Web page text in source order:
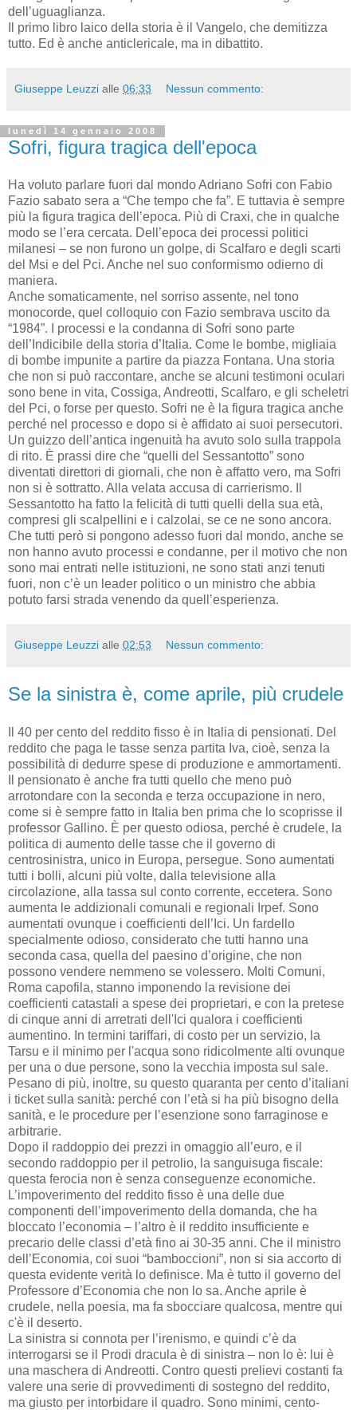
dell’uguaglianza.
Il primo libro laico della storia è il Vangelo, che demitizza
tutto. Ed è anche anticlericale, ma in dibattito.
Giuseppe Leuzzi alle 06:33 Nessun commento:
lunedì 14 gennaio 2008
Sofri, figura tragica dell'epoca
Ha voluto parlare fuori dal mondo Adriano Sofri con Fabio
Fazio sabato sera a “Che tempo che fa”. E tuttavia è sempre
più la figura tragica dell’epoca. Più di Craxi, che in qualche
modo se l’era cercata. Dell’epoca dei processi politici
milanesi – se non furono un golpe, di Scalfaro e degli scarti
del Msi e del Pci. Anche nel suo conformismo odierno di
maniera.
Anche somaticamente, nel sorriso assente, nel tono
monocorde, quel colloquio con Fazio sembrava uscito da
“1984”. I processi e la condanna di Sofri sono parte
dell’Indicibile della storia d’Italia. Come le bombe, migliaia
di bombe impunite a partire da piazza Fontana. Una storia
che non si può raccontare, anche se alcuni testimoni oculari
sono bene in vita, Cossiga, Andreotti, Scalfaro, e gli scheletri
del Pci, o forse per questo. Sofri ne è la figura tragica anche
perché nel processo e dopo si è affidato ai suoi persecutori.
Un guizzo dell’antica ingenuità ha avuto solo sulla trappola
di rito. È prassi dire che “quelli del Sessantotto” sono
diventati direttori di giornali, che non è affatto vero, ma Sofri
non si è sottratto. Alla velata accusa di carrierismo. Il
Sessantotto ha fatto la felicità di tutti quelli della sua età,
compresi gli scalpellini e i calzolai, se ce ne sono ancora.
Che tutti però si pongono adesso fuori dal mondo, anche se
non hanno avuto processi e condanne, per il motivo che non
sono mai entrati nelle istituzioni, ne sono stati anzi tenuti
fuori, non c’è un leader politico o un ministro che abbia
potuto farsi strada venendo da quell’esperienza.
Giuseppe Leuzzi alle 02:53 Nessun commento:
Se la sinistra è, come aprile, più crudele
Il 40 per cento del reddito fisso è in Italia di pensionati. Del
reddito che paga le tasse senza partita Iva, cioè, senza la
possibilità di dedurre spese di produzione e ammortamenti.
Il pensionato è anche fra tutti quello che meno può
arrotondare con la seconda e terza occupazione in nero,
come si è sempre fatto in Italia ben prima che lo scoprisse il
professor Gallino. È per questo odiosa, perché è crudele, la
politica di aumento delle tasse che il governo di
centrosinistra, unico in Europa, persegue. Sono aumentati
tutti i bolli, alcuni più volte, dalla televisione alla
circolazione, alla tassa sul conto corrente, eccetera. Sono
aumenta le addizionali comunali e regionali Irpef. Sono
aumentati ovunque i coefficienti dell’Ici. Un fardello
specialmente odioso, considerato che tutti hanno una
seconda casa, quella del paesino d’origine, che non
possono vendere nemmeno se volessero. Molti Comuni,
Roma capofila, stanno imponendo la revisione dei
coefficienti catastali a spese dei proprietari, e con la pretese
di cinque anni di arretrati dell'Ici qualora i coefficienti
aumentino. In termini tariffari, di costo per un servizio, la
Tarsu e il minimo per l'acqua sono ridicolmente alti ovunque
per una o due persone, sono la vecchia imposta sul sale.
Pesano di più, inoltre, su questo quaranta per cento d’italiani
i ticket sulla sanità: perché con l’età si ha più bisogno della
sanità, e le procedure per l’esenzione sono farraginose e
arbitrarie.
Dopo il raddoppio dei prezzi in omaggio all’euro, e il
secondo raddoppio per il petrolio, la sanguisuga fiscale:
questa ferocia non è senza conseguenze economiche.
L’impoverimento del reddito fisso è una delle due
componenti dell’impoverimento della domanda, che ha
bloccato l’economia – l’altro è il reddito insufficiente e
precario delle classi d’età fino ai 30-35 anni. Che il ministro
dell’Economia, coi suoi “bamboccioni”, non si sia accorto di
questa evidente verità lo definisce. Ma è tutto il governo del
Professore d’Economia che non lo sa. Anche aprile è
crudele, nella poesia, ma fa sbocciare qualcosa, mentre qui
c'è il deserto.
La sinistra si connota per l’irenismo, e quindi c’è da
interrogarsi se il Prodi dracula è di sinistra – non lo è: lui è
una maschera di Andreotti. Contro questi prelievi costanti fa
valere una serie di provvedimenti di sostegno del reddito,
ma giusto per intorbidare il quadro. Sono minimi, cento-